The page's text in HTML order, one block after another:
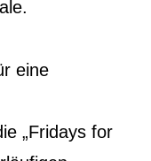
eine
„Fridays for